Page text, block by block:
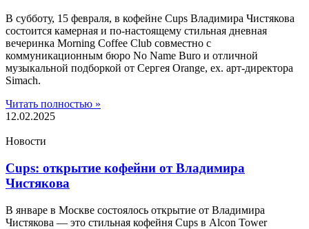
В субботу, 15 февраля, в кофейне Cups Владимира Чистякова
состоится камерная и по-настоящему стильная дневная
вечеринка Morning Coffee Club совместно с
коммуникационным бюро No Name Buro и отличной
музыкальной подборкой от Сергея Orange, ex. арт-директора
Simach.
Читать полностью »
12.02.2025
Новости
Cups: открытие кофейни от Владимира
Чистякова
В январе в Москве состоялось открытие от Владимира
Чистякова — это стильная кофейня Cups в Alcon Tower